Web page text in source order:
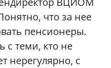
что за нее
пенсионеры.
с теми, кто не
нерегулярно, с